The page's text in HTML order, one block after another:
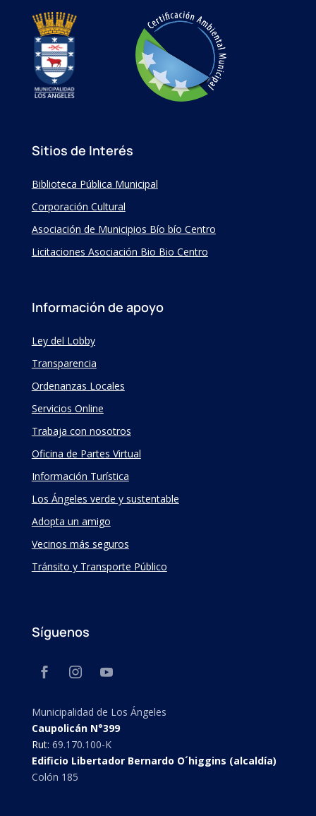
Sitios de Interés
Biblioteca Pública Municipal
Corporación Cultural
Asociación de Municipios Bío bío Centro
Licitaciones Asociación Bio Bio Centro
Información de apoyo
Ley del Lobby
Transparencia
Ordenanzas Locales
Servicios Online
Trabaja con nosotros
Oficina de Partes Virtual
Información Turística
Los Ángeles verde y sustentable
Adopta un amigo
Vecinos más seguros
Tránsito y Transporte Público
Síguenos
Municipalidad de Los Ángeles
Caupolicán N°399
Rut: 69.170.100-K
Edificio Libertador Bernardo O´higgins (alcaldía)
Colón 185